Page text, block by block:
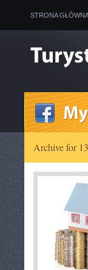
STRONA
Archive for